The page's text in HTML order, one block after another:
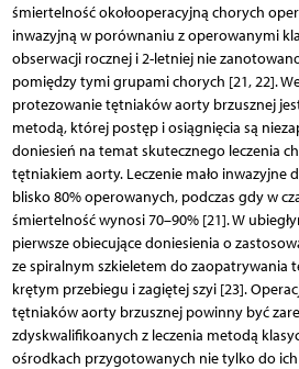
śmiertelność okołooperacyjną chorych
inwazyjną w porównaniu z operowanymi
obserwacji rocznej i 2-letniej nie
pomiędzy tymi grupami chorych [21, 22].
protezowanie tętniaków aorty brzusznej
metodą, której postęp i osiągnięcia są
doniesień na temat skutecznego leczenia
tętniakiem aorty. Leczenie mało inwazyjne
blisko 80% operowanych, podczas gdy w
śmiertelność wynosi 70–90% [21]. W
pierwsze obiecujące doniesienia o
ze spiralnym szkieletem do zaopatrywania
krętym przebiegu i zagiętej szyi [23].
tętniaków aorty brzusznej powinny być
zdyskwalifikoanych z leczenia metodą
ośrodkach przygotowanych nie tylko do